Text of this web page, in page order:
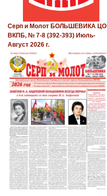
Серп и Молот БОЛЬШЕВИКА ЦО
ВКПБ, № 7-8 (392-393) Июль-
Август 2026 г.